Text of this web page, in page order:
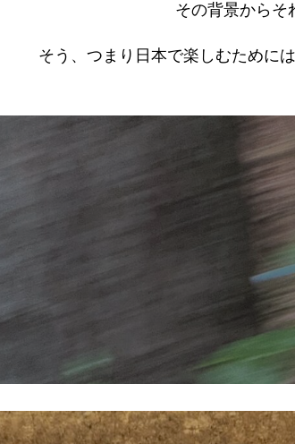
その背景からそ
そう、つまり日本で楽しむために